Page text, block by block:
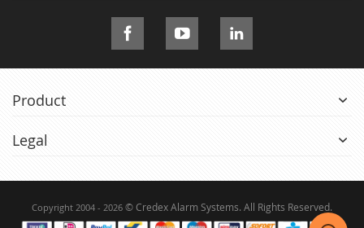
Product
Legal
Copyright 2004 - 2026 © Credex Alarm Systems. All Rights Reserved.